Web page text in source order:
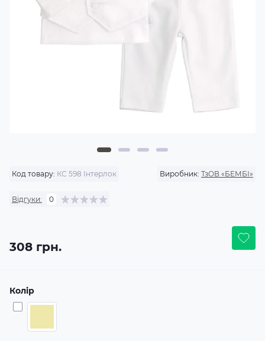
Код товару: КС 598 Інтерлок Виробник: ТзОВ «БЕМБІ»
Відгуки: 0
308 грн.
Колір